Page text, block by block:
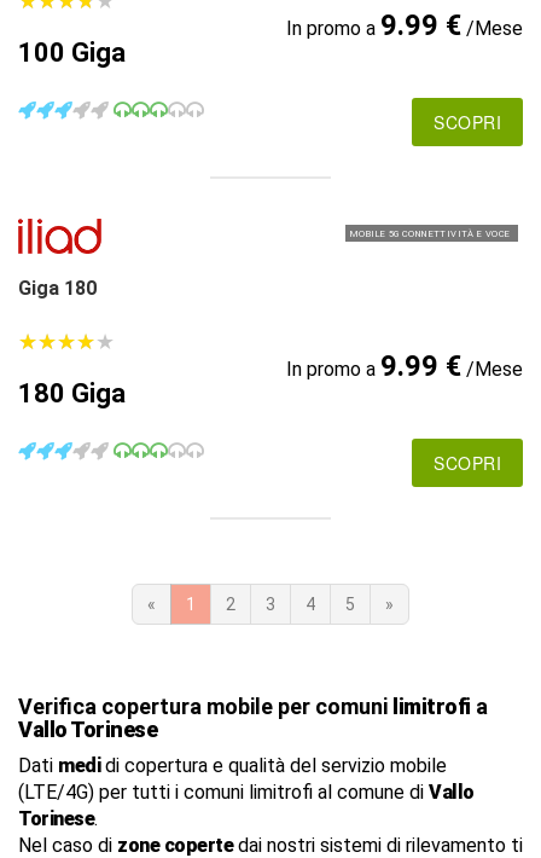
100 Giga
In promo a 9.99 €/Mese
SCOPRI
MOBILE 5G CONNETTIVITÀ E VOCE
Giga 180
★★★★★
★★★★★
180 Giga
In promo a 9.99 €/Mese
SCOPRI
« 1 2 3 4 5 »
Verifica copertura mobile per comuni limitrofi a
Vallo Torinese
Dati medidi copertura e qualità del servizio mobile
(LTE/4G) per tutti i comuni limitrofi al comune di Vallo
Torinese.
Nel caso di zone copertedai nostri sistemi di rilevamento ti